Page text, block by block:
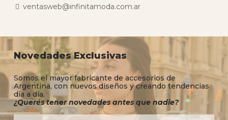
ventasweb@infinitamoda.com.ar
Novedades Exclusivas
Somos el mayor fabricante de accesorios de
Argentina, con nuevos diseños y creando tendencias
día a día.
¿Querés tener novedades antes que nadie?